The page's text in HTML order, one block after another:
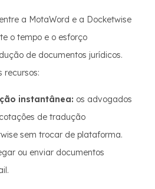
a MotaWord e a Docketwise
o tempo e o esforço
de documentos jurídicos.
recursos:
instantânea: os advogados
de tradução
sem trocar de plataforma.
ou enviar documentos